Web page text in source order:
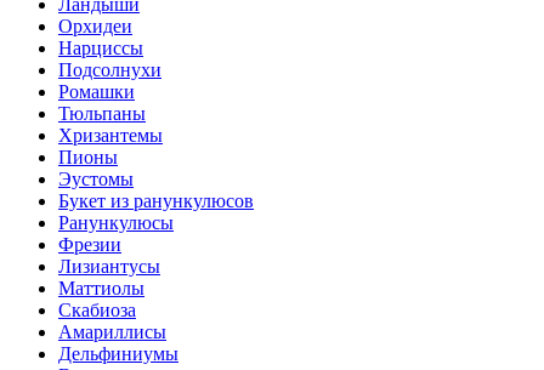
Орхидеи
Нарциссы
Подсолнухи
Ромашки
Тюльпаны
Хризантемы
Пионы
Эустомы
Букет из ранункулюсов
Ранункулюсы
Фрезии
Лизиантусы
Маттиолы
Скабиоза
Амариллисы
Дельфиниумы